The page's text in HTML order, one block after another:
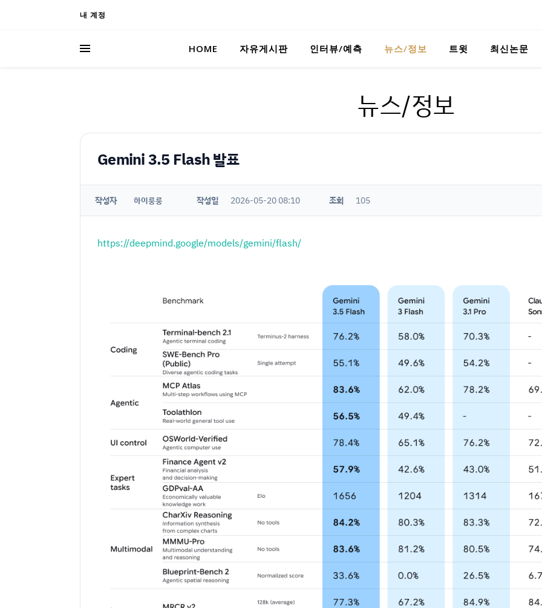
내 계정
HOME 자유게시판 인터뷰/예측 뉴스/정보 트윗 최신논문
뉴스/정보
Gemini 3.5 Flash 발표
작성자 하이룽룽 작성일 2026-05-20 08:10 조회 105
https://deepmind.google/models/gemini/flash/